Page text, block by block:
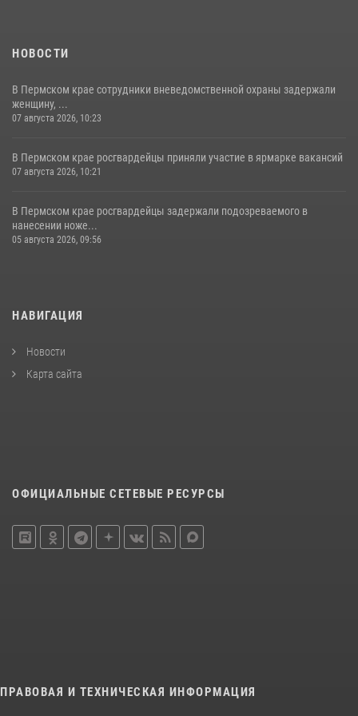
НОВОСТИ
В Пермском крае сотрудники вневедомственной охраны задержали
женщину, ...
07 августа 2026, 10:23
В Пермском крае росгвардейцы приняли участие в ярмарке вакансий
07 августа 2026, 10:21
В Пермском крае росгвардейцы задержали подозреваемого в
нанесении ноже...
05 августа 2026, 09:56
НАВИГАЦИЯ
Новости
Карта сайта
ОФИЦИАЛЬНЫЕ СЕТЕВЫЕ РЕСУРСЫ
ПРАВОВАЯ И ТЕХНИЧЕСКАЯ ИНФОРМАЦИЯ